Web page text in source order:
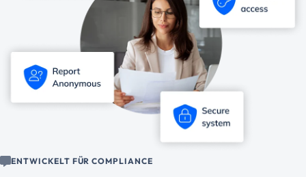
ENTWICKELT FÜR COMPLIANCE